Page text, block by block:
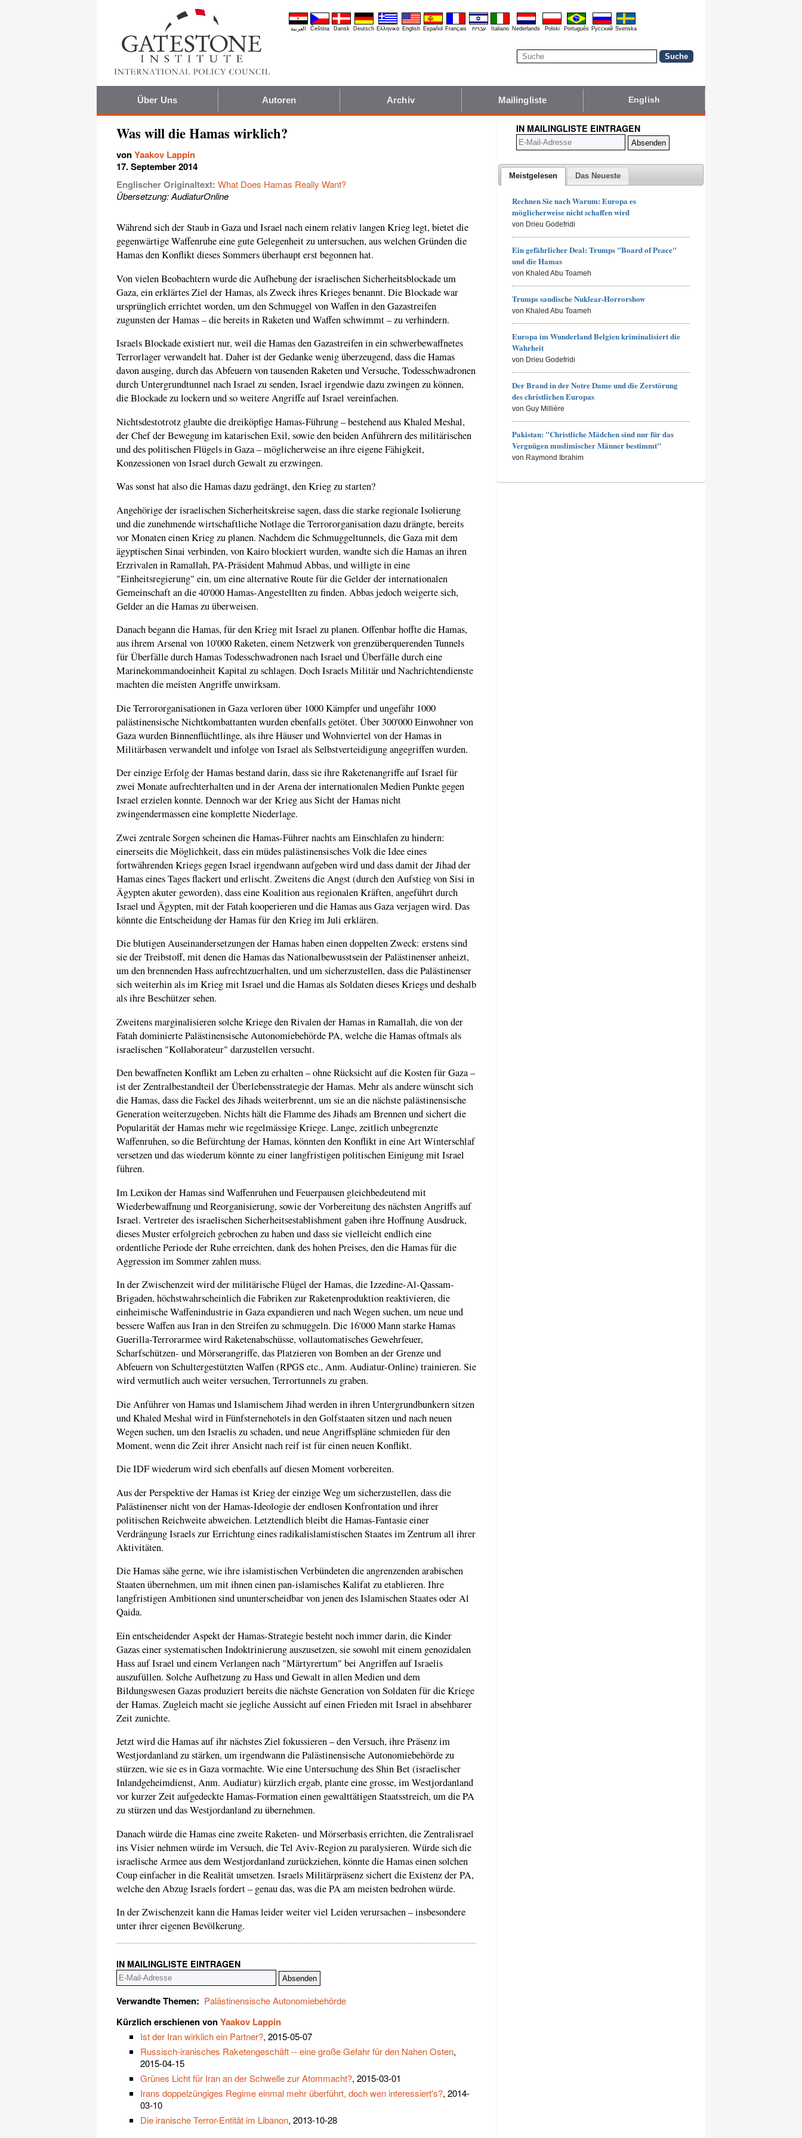
العربية Čeština Dansk Deutsch Ελληνικά English Español Français עברית Italiano Nederlands Polski Português Pyccĸий Svenska
Über Uns Autoren Archiv Mailingliste English
Was will die Hamas wirklich?
vonYaakov Lappin
17. September 2014
Englischer Originaltext: What Does Hamas Really Want?
Übersetzung: AudiaturOnline
Während sich der Staub in Gaza und Israel nach einem relativ langen Krieg legt, bietet die
gegenwärtige Waffenruhe eine gute Gelegenheit zu untersuchen, aus welchen Gründen die
Hamas den Konflikt dieses Sommers überhaupt erst begonnen hat.
Von vielen Beobachtern wurde die Aufhebung der israelischen Sicherheitsblockade um
Gaza, ein erklärtes Ziel der Hamas, als Zweck ihres Krieges benannt. Die Blockade war
ursprünglich errichtet worden, um den Schmuggel von Waffen in den Gazastreifen
zugunsten der Hamas – die bereits in Raketen und Waffen schwimmt – zu verhindern.
Israels Blockade existiert nur, weil die Hamas den Gazastreifen in ein schwerbewaffnetes
Terrorlager verwandelt hat. Daher ist der Gedanke wenig überzeugend, dass die Hamas
davon ausging, durch das Abfeuern von tausenden Raketen und Versuche, Todesschwadronen
durch Untergrundtunnel nach Israel zu senden, Israel irgendwie dazu zwingen zu können,
die Blockade zu lockern und so weitere Angriffe auf Israel vereinfachen.
Nichtsdestotrotz glaubte die dreiköpfige Hamas-Führung – bestehend aus Khaled Meshal,
der Chef der Bewegung im katarischen Exil, sowie den beiden Anführern des militärischen
und des politischen Flügels in Gaza – möglicherweise an ihre eigene Fähigkeit,
Konzessionen von Israel durch Gewalt zu erzwingen.
Was sonst hat also die Hamas dazu gedrängt, den Krieg zu starten?
Angehörige der israelischen Sicherheitskreise sagen, dass die starke regionale Isolierung
und die zunehmende wirtschaftliche Notlage die Terrororganisation dazu drängte, bereits
vor Monaten einen Krieg zu planen. Nachdem die Schmuggeltunnels, die Gaza mit dem
ägyptischen Sinai verbinden, von Kairo blockiert wurden, wandte sich die Hamas an ihren
Erzrivalen in Ramallah, PA-Präsident Mahmud Abbas, und willigte in eine
"Einheitsregierung" ein, um eine alternative Route für die Gelder der internationalen
Gemeinschaft an die 40'000 Hamas-Angestellten zu finden. Abbas jedoch weigerte sich,
Gelder an die Hamas zu überweisen.
Danach begann die Hamas, für den Krieg mit Israel zu planen. Offenbar hoffte die Hamas,
aus ihrem Arsenal von 10'000 Raketen, einem Netzwerk von grenzüberquerenden Tunnels
für Überfälle durch Hamas Todesschwadronen nach Israel und Überfälle durch eine
Marinekommandoeinheit Kapital zu schlagen. Doch Israels Militär und Nachrichtendienste
machten die meisten Angriffe unwirksam.
Die Terrororganisationen in Gaza verloren über 1000 Kämpfer und ungefähr 1000
palästinensische Nichtkombattanten wurden ebenfalls getötet. Über 300'000 Einwohner von
Gaza wurden Binnenflüchtlinge, als ihre Häuser und Wohnviertel von der Hamas in
Militärbasen verwandelt und infolge von Israel als Selbstverteidigung angegriffen wurden.
Der einzige Erfolg der Hamas bestand darin, dass sie ihre Raketenangriffe auf Israel für
zwei Monate aufrechterhalten und in der Arena der internationalen Medien Punkte gegen
Israel erzielen konnte. Dennoch war der Krieg aus Sicht der Hamas nicht
zwingendermassen eine komplette Niederlage.
Zwei zentrale Sorgen scheinen die Hamas-Führer nachts am Einschlafen zu hindern:
einerseits die Möglichkeit, dass ein müdes palästinensisches Volk die Idee eines
fortwährenden Kriegs gegen Israel irgendwann aufgeben wird und dass damit der Jihad der
Hamas eines Tages flackert und erlischt. Zweitens die Angst (durch den Aufstieg von Sisi in
Ägypten akuter geworden), dass eine Koalition aus regionalen Kräften, angeführt durch
Israel und Ägypten, mit der Fatah kooperieren und die Hamas aus Gaza verjagen wird. Das
könnte die Entscheidung der Hamas für den Krieg im Juli erklären.
Die blutigen Auseinandersetzungen der Hamas haben einen doppelten Zweck: erstens sind
sie der Treibstoff, mit denen die Hamas das Nationalbewusstsein der Palästinenser anheizt,
um den brennenden Hass aufrechtzuerhalten, und um sicherzustellen, dass die Palästinenser
sich weiterhin als im Krieg mit Israel und die Hamas als Soldaten dieses Kriegs und deshalb
als ihre Beschützer sehen.
Zweitens marginalisieren solche Kriege den Rivalen der Hamas in Ramallah, die von der
Fatah dominierte Palästinensische Autonomiebehörde PA, welche die Hamas oftmals als
israelischen "Kollaborateur" darzustellen versucht.
Den bewaffneten Konflikt am Leben zu erhalten – ohne Rücksicht auf die Kosten für Gaza –
ist der Zentralbestandteil der Überlebensstrategie der Hamas. Mehr als andere wünscht sich
die Hamas, dass die Fackel des Jihads weiterbrennt, um sie an die nächste palästinensische
Generation weiterzugeben. Nichts hält die Flamme des Jihads am Brennen und sichert die
Popularität der Hamas mehr wie regelmässige Kriege. Lange, zeitlich unbegrenzte
Waffenruhen, so die Befürchtung der Hamas, könnten den Konflikt in eine Art Winterschlaf
versetzen und das wiederum könnte zu einer langfristigen politischen Einigung mit Israel
führen.
Im Lexikon der Hamas sind Waffenruhen und Feuerpausen gleichbedeutend mit
Wiederbewaffnung und Reorganisierung, sowie der Vorbereitung des nächsten Angriffs auf
Israel. Vertreter des israelischen Sicherheitsestablishment gaben ihre Hoffnung Ausdruck,
dieses Muster erfolgreich gebrochen zu haben und dass sie vielleicht endlich eine
ordentliche Periode der Ruhe erreichten, dank des hohen Preises, den die Hamas für die
Aggression im Sommer zahlen muss.
In der Zwischenzeit wird der militärische Flügel der Hamas, die Izzedine-Al-Qassam-
Brigaden, höchstwahrscheinlich die Fabriken zur Raketenproduktion reaktivieren, die
einheimische Waffenindustrie in Gaza expandieren und nach Wegen suchen, um neue und
bessere Waffen aus Iran in den Streifen zu schmuggeln. Die 16'000 Mann starke Hamas
Guerilla-Terrorarmee wird Raketenabschüsse, vollautomatisches Gewehrfeuer,
Scharfschützen- und Mörserangriffe, das Platzieren von Bomben an der Grenze und
Abfeuern von Schultergestützten Waffen (RPGS etc., Anm. Audiatur-Online) trainieren. Sie
wird vermutlich auch weiter versuchen, Terrortunnels zu graben.
Die Anführer von Hamas und Islamischem Jihad werden in ihren Untergrundbunkern sitzen
und Khaled Meshal wird in Fünfsternehotels in den Golfstaaten sitzen und nach neuen
Wegen suchen, um den Israelis zu schaden, und neue Angriffspläne schmieden für den
Moment, wenn die Zeit ihrer Ansicht nach reif ist für einen neuen Konflikt.
Die IDF wiederum wird sich ebenfalls auf diesen Moment vorbereiten.
Aus der Perspektive der Hamas ist Krieg der einzige Weg um sicherzustellen, dass die
Palästinenser nicht von der Hamas-Ideologie der endlosen Konfrontation und ihrer
politischen Reichweite abweichen. Letztendlich bleibt die Hamas-Fantasie einer
Verdrängung Israels zur Errichtung eines radikalislamistischen Staates im Zentrum all ihrer
Aktivitäten.
Die Hamas sähe gerne, wie ihre islamistischen Verbündeten die angrenzenden arabischen
Staaten übernehmen, um mit ihnen einen pan-islamisches Kalifat zu etablieren. Ihre
langfristigen Ambitionen sind ununterscheidbar von jenen des Islamischen Staates oder Al
Qaida.
Ein entscheidender Aspekt der Hamas-Strategie besteht noch immer darin, die Kinder
Gazas einer systematischen Indoktrinierung auszusetzen, sie sowohl mit einem genozidalen
Hass auf Israel und einem Verlangen nach "Märtyrertum" bei Angriffen auf Israelis
auszufüllen. Solche Aufhetzung zu Hass und Gewalt in allen Medien und dem
Bildungswesen Gazas produziert bereits die nächste Generation von Soldaten für die Kriege
der Hamas. Zugleich macht sie jegliche Aussicht auf einen Frieden mit Israel in absehbarer
Zeit zunichte.
Jetzt wird die Hamas auf ihr nächstes Ziel fokussieren – den Versuch, ihre Präsenz im
Westjordanland zu stärken, um irgendwann die Palästinensische Autonomiebehörde zu
stürzen, wie sie es in Gaza vormachte. Wie eine Untersuchung des Shin Bet (israelischer
Inlandgeheimdienst, Anm. Audiatur) kürzlich ergab, plante eine grosse, im Westjordanland
vor kurzer Zeit aufgedeckte Hamas-Formation einen gewalttätigen Staatsstreich, um die PA
zu stürzen und das Westjordanland zu übernehmen.
Danach würde die Hamas eine zweite Raketen- und Mörserbasis errichten, die Zentralisrael
ins Visier nehmen würde im Versuch, die Tel Aviv-Region zu paralysieren. Würde sich die
israelische Armee aus dem Westjordanland zurückziehen, könnte die Hamas einen solchen
Coup einfacher in die Realität umsetzen. Israels Militärpräsenz sichert die Existenz der PA,
welche den Abzug Israels fordert – genau das, was die PA am meisten bedrohen würde.
In der Zwischenzeit kann die Hamas leider weiter viel Leiden verursachen – insbesondere
unter ihrer eigenen Bevölkerung.
IN MAILINGLISTE EINTRAGEN
Verwandte Themen: Palästinensische Autonomiebehörde
Kürzlich erschienen vonYaakov Lappin
Ist der Iran wirklich ein Partner?, 2015-05-07
Russisch-iranisches Raketengeschäft -- eine große Gefahr für den Nahen Osten,
2015-04-15
Grünes Licht für Iran an der Schwelle zur Atommacht?, 2015-03-01
Irans doppelzüngiges Regime einmal mehr überführt, doch wen interessiert's?, 2014-
03-10
Die iranische Terror-Entität im Libanon, 2013-10-28
IN MAILINGLISTE EINTRAGEN
Meistgelesen Das Neueste
Rechnen Sie nach Warum: Europa es
möglicherweise nicht schaffen wird
von Drieu Godefridi
Ein gefährlicher Deal: Trumps "Board of Peace"
und die Hamas
von Khaled Abu Toameh
Trumps saudische Nuklear-Horrorshow
von Khaled Abu Toameh
Europa im Wunderland Belgien kriminalisiert die
Wahrheit
von Drieu Godefridi
Der Brand in der Notre Dame und die Zerstörung
des christlichen Europas
von Guy Millière
Pakistan: "Christliche Mädchen sind nur für das
Vergnügen muslimischer Männer bestimmt"
von Raymond Ibrahim